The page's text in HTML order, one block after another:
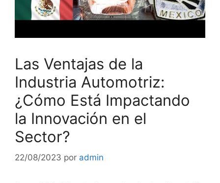
Las Ventajas de la
Industria Automotriz:
¿Cómo Está Impactando
la Innovación en el
Sector?
22/08/2023 por admin